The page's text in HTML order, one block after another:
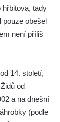
tady
pouze obešel
není příliš
14. století,
od
a na dnešní
(podle